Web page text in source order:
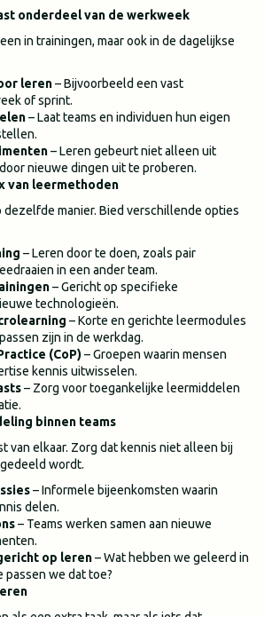
onderdeel van de werkweek
in trainingen, maar ook in de dagelijkse
leren– Bijvoorbeeld een vast
of sprint.
– Laat teams en individuen hun eigen
– Leren gebeurt niet alleen uit
nieuwe dingen uit te proberen.
van leermethoden
manier. Bied verschillende opties
– Leren door te doen, zoals pair
in een ander team.
– Gericht op specifieke
technologieën.
– Korte en gerichte leermodules
zijn in de werkdag.
(CoP)– Groepen waarin mensen
kennis uitwisselen.
– Zorg voor toegankelijke leermiddelen
binnen teams
van elkaar. Zorg dat kennis niet alleen bij
wordt.
– Informele bijeenkomsten waarin
delen.
– Teams werken samen aan nieuwe
op leren– Wat hebben we geleerd in
passen we dat toe?